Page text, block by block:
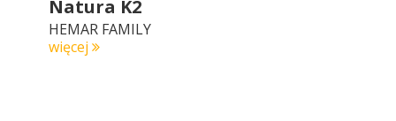
Natura K2
HEMAR FAMILY
więcej